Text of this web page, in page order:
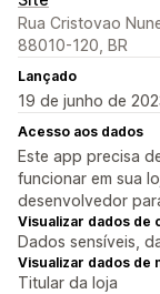
Rua Cristovao
88010-120, BR
Lançado
19 de junho de
Acesso aos dados
Este app precisa
funcionar em sua
desenvolvedor
Visualizar dados de
Dados sensíveis,
Visualizar dados de
Titular da loja